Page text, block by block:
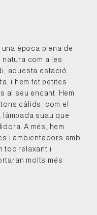
època plena de
com a les
aquesta estació
i hem fet petites
al seu encant. Hem
càlids, com el
làmpada suau que
A més, hem
i ambientadors amb
toc relaxant i
molts més